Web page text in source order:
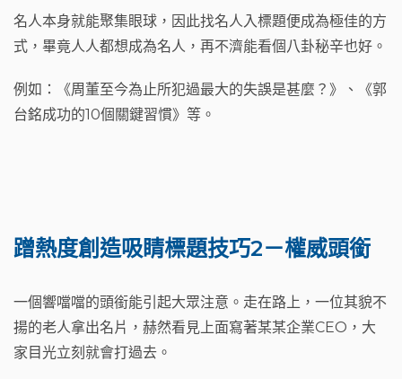
名人本身就能聚集眼球，因此找名人入標題便成為極佳的方
式，畢竟人人都想成為名人，再不濟能看個八卦秘辛也好。
例如：《周董至今為止所犯過最大的失誤是甚麼？》、《郭
台銘成功的10個關鍵習慣》等。
蹭熱度創造吸睛標題技巧2－權威頭銜
一個響噹噹的頭銜能引起大眾注意。走在路上，一位其貌不
揚的老人拿出名片，赫然看見上面寫著某某企業CEO，大
家目光立刻就會打過去。